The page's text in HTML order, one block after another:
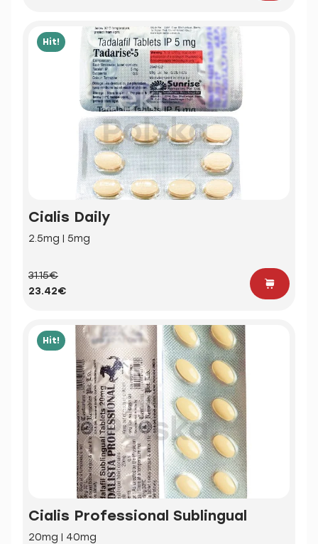
Hit!
Cialis Daily
2.5mg | 5mg
31.15€
23.42€
Hit!
Cialis Professional Sublingual
20mg | 40mg